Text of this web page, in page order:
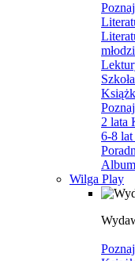
2 lata
6-8 lat
Wilga Play